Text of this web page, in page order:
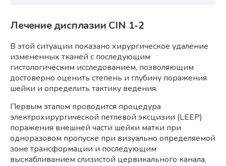
Лечение дисплазии CIN 1-2
В этой ситуации показано хирургическое удаление
измененных тканей с последующим
гистологическим исследованием, позволяющим
достоверно оценить степень и глубину поражения
шейки и определить тактику ведения.
Первым этапом проводится процедура
электрохирургической петлевой эксцизии (LEEP)
поражения внешней части шейки матки при
одноразовом пропуске при визуально определяемой
зоне трансформации и последующим
выскабливанием слизистой цервикального канала.